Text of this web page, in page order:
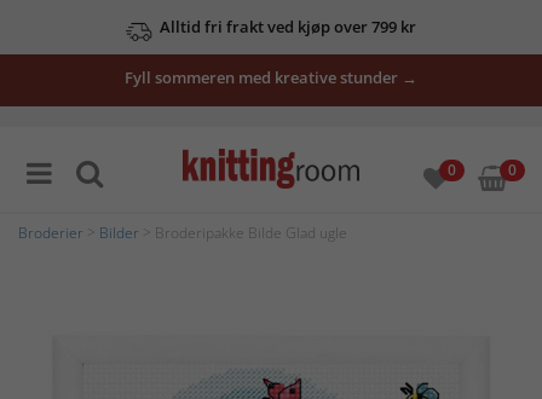
Alltid fri frakt ved kjøp over 799 kr
Fyll sommeren med kreative stunder →
0 0
Broderier Bilder > Broderipakke Bilde Glad ugle